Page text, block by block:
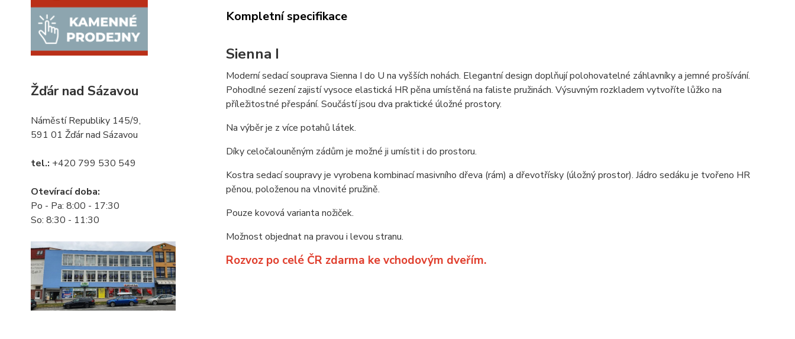
Žďár nad Sázavou
Náměstí Republiky 145/9,
591 01 Žďár nad Sázavou
tel.: +420 799 530 549
Otevírací doba:
Po - Pa: 8:00 - 17:30
So: 8:30 - 11:30
Kompletní specifikace
Sienna I
Moderní sedací souprava Sienna I do U na vyšších nohách. Elegantní design doplňují polohovatelné záhlavníky a jemné prošívání.
Pohodlné sezení zajistí vysoce elastická HR pěna umístěná na faliste pružinách. Výsuvným rozkladem vytvoříte lůžko na
příležitostné přespání. Součástí jsou dva praktické úložné prostory.
Na výběr je z více potahů látek.
Díky celočalouněným zádům je možné ji umístit i do prostoru.
Kostra sedací soupravy je vyrobena kombinací masivního dřeva (rám) a dřevotřísky (úložný prostor). Jádro sedáku je tvořeno HR
pěnou, položenou na vlnovité pružině.
Pouze kovová varianta nožiček.
Možnost objednat na pravou i levou stranu.
Rozvoz po celé ČR zdarma ke vchodovým dveřím.